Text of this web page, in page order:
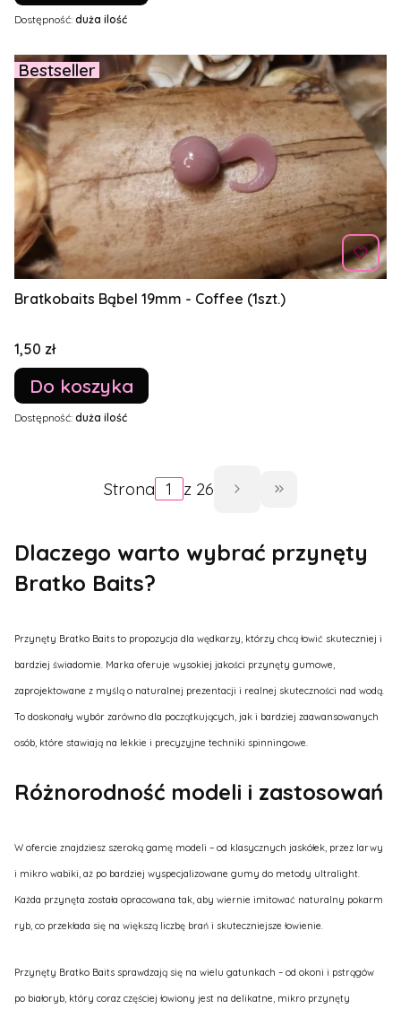
Dostępność: duża ilość
Bestseller
Bratkobaits Bąbel 19mm - Coffee (1szt.)
Cena
1,50 zł
Do koszyka
Dostępność: duża ilość
Strona z 26 Przejdź do
Dlaczego warto wybrać przynęty
Bratko Baits?
Przynęty Bratko Baits to propozycja dla wędkarzy, którzy chcą łowić skuteczniej i
bardziej świadomie. Marka oferuje wysokiej jakości przynęty gumowe,
zaprojektowane z myślą o naturalnej prezentacji i realnej skuteczności nad wodą.
To doskonały wybór zarówno dla początkujących, jak i bardziej zaawansowanych
osób, które stawiają na lekkie i precyzyjne techniki spinningowe.
Różnorodność modeli i zastosowań
W ofercie znajdziesz szeroką gamę modeli – od klasycznych jaskółek, przez larwy
i mikro wabiki, aż po bardziej wyspecjalizowane gumy do metody ultralight.
Każda przynęta została opracowana tak, aby wiernie imitować naturalny pokarm
ryb, co przekłada się na większą liczbę brań i skuteczniejsze łowienie.
Przynęty Bratko Baits sprawdzają się na wielu gatunkach – od okoni i pstrągów
po białoryb, który coraz częściej łowiony jest na delikatne, mikro przynęty